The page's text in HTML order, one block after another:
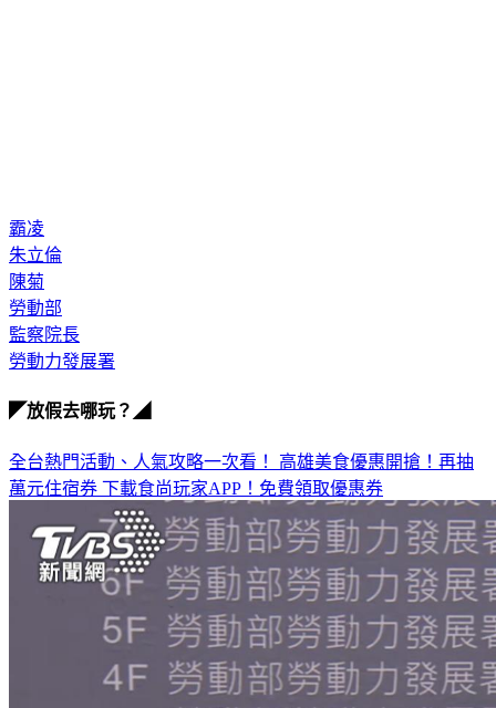
霸凌
朱立倫
陳菊
勞動部
監察院長
全台熱門活動、人氣攻略一次看！高雄美食優惠開搶！再抽
萬元住宿券下載食尚玩家APP！免費領取優惠券